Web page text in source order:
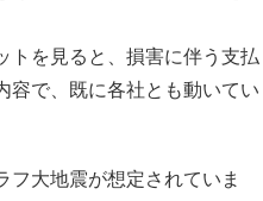
トを見ると、損害に伴う支払
容で、既に各社とも動いてい
フ大地震が想定されていま